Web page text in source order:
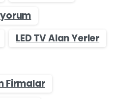
LED TV Alan Yerler
Firmalar